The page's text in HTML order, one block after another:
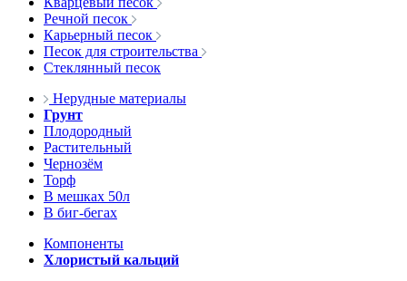
Речной песок
Карьерный песок
Песок для строительства
Стеклянный песок
Нерудные материалы
Грунт
Плодородный
Растительный
Чернозём
Торф
В мешках 50л
В биг-бегах
Компоненты
Хлористый кальций